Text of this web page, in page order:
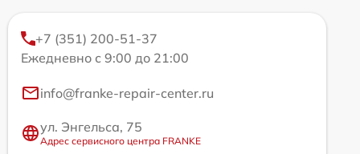
+7 (351) 200-51-37
Ежедневно с 9:00 до 21:00
info@franke-repair-center.ru
ул. Энгельса, 75
Адрес сервисного центра FRANKE